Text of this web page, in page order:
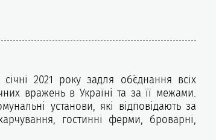
2021 року задля об`єднання всіх
вражень в Україні та за її межами.
установи, які відповідають за
гостинні ферми, броварні,